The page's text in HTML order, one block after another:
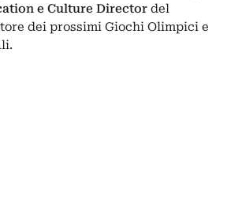
e Culture Director del
dei prossimi Giochi Olimpici e